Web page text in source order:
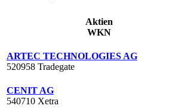
Aktien
WKN
ARTEC TECHNOLOGIES AG
520958 Tradegate
CENIT AG
540710 Xetra